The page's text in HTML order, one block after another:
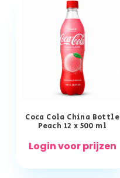
Coca Cola China Bottle
Peach 12 x 500 ml
Login voor prijzen